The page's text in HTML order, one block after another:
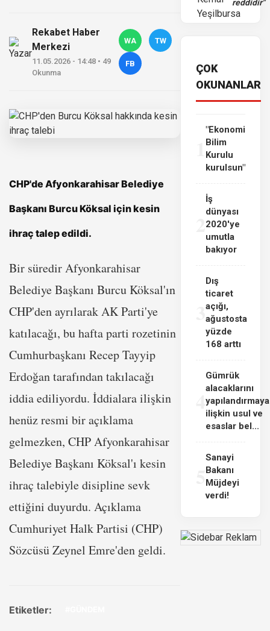
Rekabet Haber
Merkezi
11.05.2026 - 14:48 • 49
Okunma
WA TW
FB
CHP'de AfyonkarahisarBelediye
Başkanı Burcu Köksal için kesin
ihraç talep edildi.
Bir süredir Afyonkarahisar
Belediye Başkanı Burcu Köksal'ın
CHP'den ayrılarak AK Parti'ye
katılacağı, bu hafta parti rozetinin
Cumhurbaşkanı Recep Tayyip
Erdoğan tarafından takılacağı
iddia ediliyordu. İddialara ilişkin
henüz resmi bir açıklama
gelmezken, CHP Afyonkarahisar
Belediye Başkanı Köksal'ı kesin
ihraç talebiyle disipline sevk
ettiğini duyurdu. Açıklama
Cumhuriyet Halk Partisi (CHP)
Sözcüsü Zeynel Emre'den geldi.
Etiketler:
reddidir"
ÇOK
OKUNANLAR
"Ekonomi
Bilim
Kurulu
kurulsun"
İş
dünyası
2020'ye
umutla
bakıyor
3
Dış
ticaret
açığı,
ağustosta
yüzde
168 arttı
4
Gümrük
alacaklarını
yapılandırmaya
ilişkin usul ve
esaslar bel...
Sanayi
Bakanı
Müjdeyi
verdi!